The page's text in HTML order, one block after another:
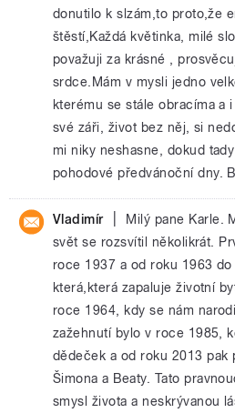
donutilo k slzám,to proto,že
štěstí,Každá květinka, milé
považuji za krásné ,
srdce.Mám v mysli jedno
kterému se stále obracíma a
své záři, život bez něj, si
mi niky neshasne, dokud
pohodové předvánoční dny.
Vladimír
Milý pane Karle.
svět se rozsvítil několikrát.
roce 1937 a od roku 1963 do
která,která zapaluje životní
roce 1964, kdy se nám
zažehnutí bylo v roce 1985,
dědeček a od roku 2013 pak
Šimona a Beaty. Tato
smysl života a neskrývanou